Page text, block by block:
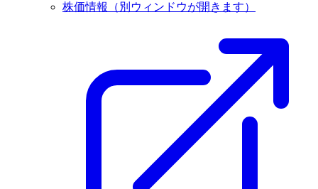
株価情報
（別ウィンドウが開きます）